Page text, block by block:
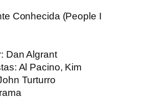
Conhecida (People I
Dan Algrant
Al Pacino, Kim
Turturro